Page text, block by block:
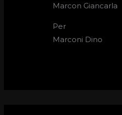
Marcon Giancarla
Per
Marconi Dino